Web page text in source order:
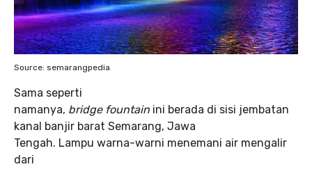
Source: semarangpedia
Sama seperti
namanya, bridge fountain ini berada di sisi jembatan
kanal banjir barat Semarang, Jawa
Tengah. Lampu warna-warni menemani air mengalir
dari